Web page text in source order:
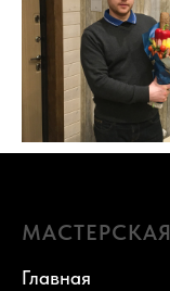
МАСТЕРСКАЯ
Главная